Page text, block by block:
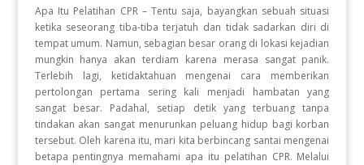
Apa Itu Pelatihan CPR –Tentu saja, bayangkan sebuah situasi
ketika seseorang tiba-tiba terjatuh dan tidak sadarkan diri di
tempat umum. Namun, sebagian besar orang di lokasi kejadian
mungkin hanya akan terdiam karena merasa sangat panik.
Terlebih lagi, ketidaktahuan mengenai cara memberikan
pertolongan pertama sering kali menjadi hambatan yang
sangat besar. Padahal, setiap detik yang terbuang tanpa
tindakan akan sangat menurunkan peluang hidup bagi korban
tersebut. Oleh karena itu, mari kita berbincang santai mengenai
betapa pentingnya memahami apa itu pelatihan CPR. Melalui